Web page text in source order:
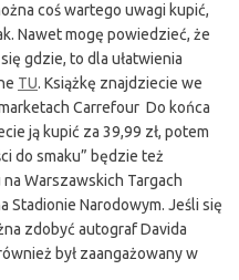
coś wartego uwagi kupić,
Nawet mogę powiedzieć, że
gdzie, to dla ułatwienia
TU. Książkę znajdziecie we
Carrefour Do końca
ją kupić za 39,99 zł, potem
do smaku” będzie też
Warszawskich Targach
Stadionie Narodowym. Jeśli się
zdobyć autograf Davida
był zaangażowany w